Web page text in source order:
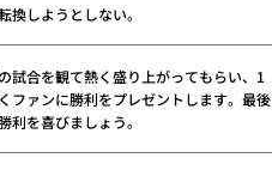
換しようとしない。
試合を観て熱く盛り上がってもらい、1
ファンに勝利をプレゼントします。最後
利を喜びましょう。